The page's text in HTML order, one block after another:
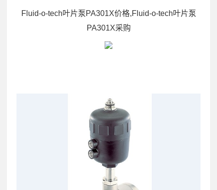
Fluid-o-tech叶片泵PA301X价格,Fluid-o-tech叶片泵
PA301X采购